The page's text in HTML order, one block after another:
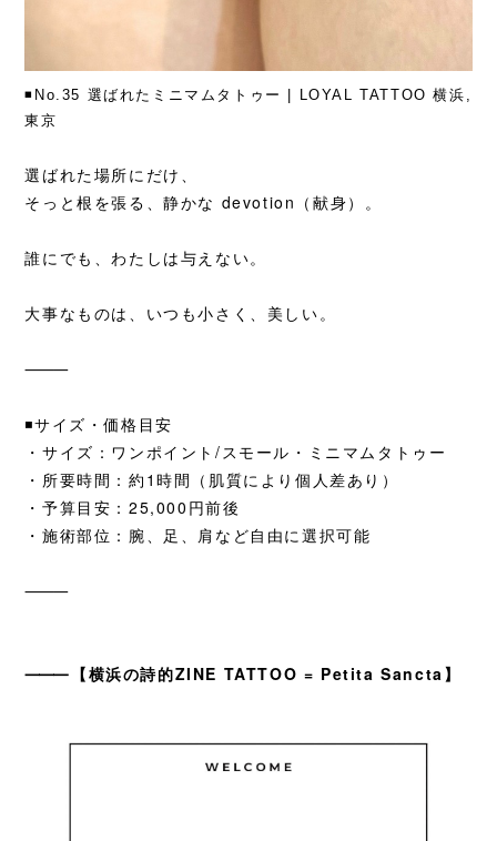
◾️No.35 選ばれたミニマムタトゥー | LOYAL TATTOO 横浜,
東京
選ばれた場所にだけ、
そっと根を張る、静かな devotion（献身）。
誰にでも、わたしは与えない。
大事なものは、いつも小さく、美しい。
⸻
◾️サイズ・価格目安
・サイズ：ワンポイント/スモール・ミニマムタトゥー
・所要時間：約1時間（肌質により個人差あり）
・予算目安：25,000円前後
・施術部位：腕、足、肩など自由に選択可能
⸻
⸻ 【横浜の詩的ZINE TATTOO = Petita Sancta】